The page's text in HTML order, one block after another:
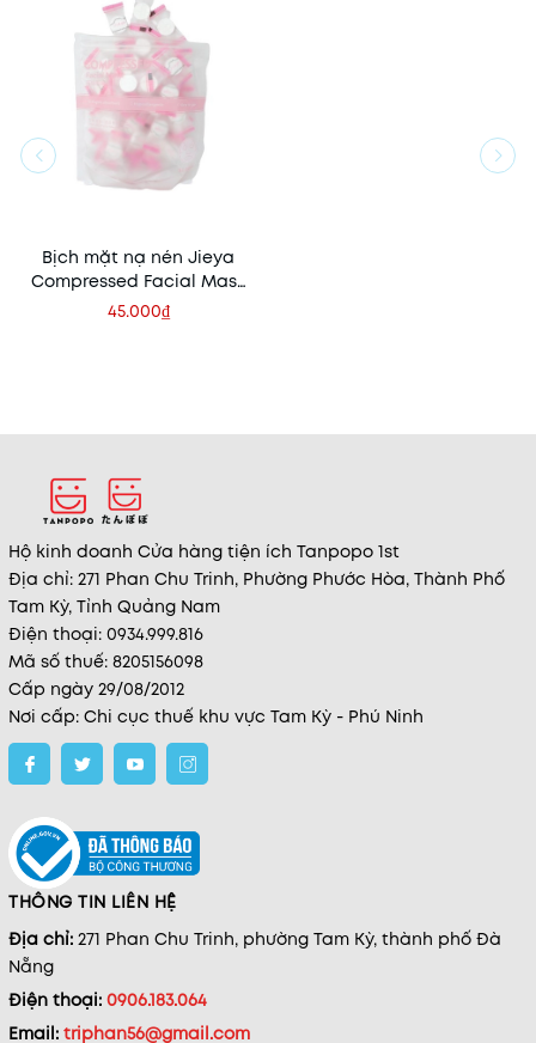
Bịch mặt nạ nén Jieya
Compressed Facial Mask
50 Viên
45.000₫
Hộ kinh doanh Cửa hàng tiện ích Tanpopo 1st
Địa chỉ: 271 Phan Chu Trinh, Phường Phước Hòa, Thành Phố
Tam Kỳ, Tỉnh Quảng Nam
Điện thoại: 0934.999.816
Mã số thuế: 8205156098
Cấp ngày 29/08/2012
Nơi cấp: Chi cục thuế khu vực Tam Kỳ - Phú Ninh
THÔNG TIN LIÊN HỆ
Địa chỉ: 271 Phan Chu Trinh, phường Tam Kỳ, thành phố Đà
Nẵng
Điện thoại: 0906.183.064
Email: triphan56@gmail.com